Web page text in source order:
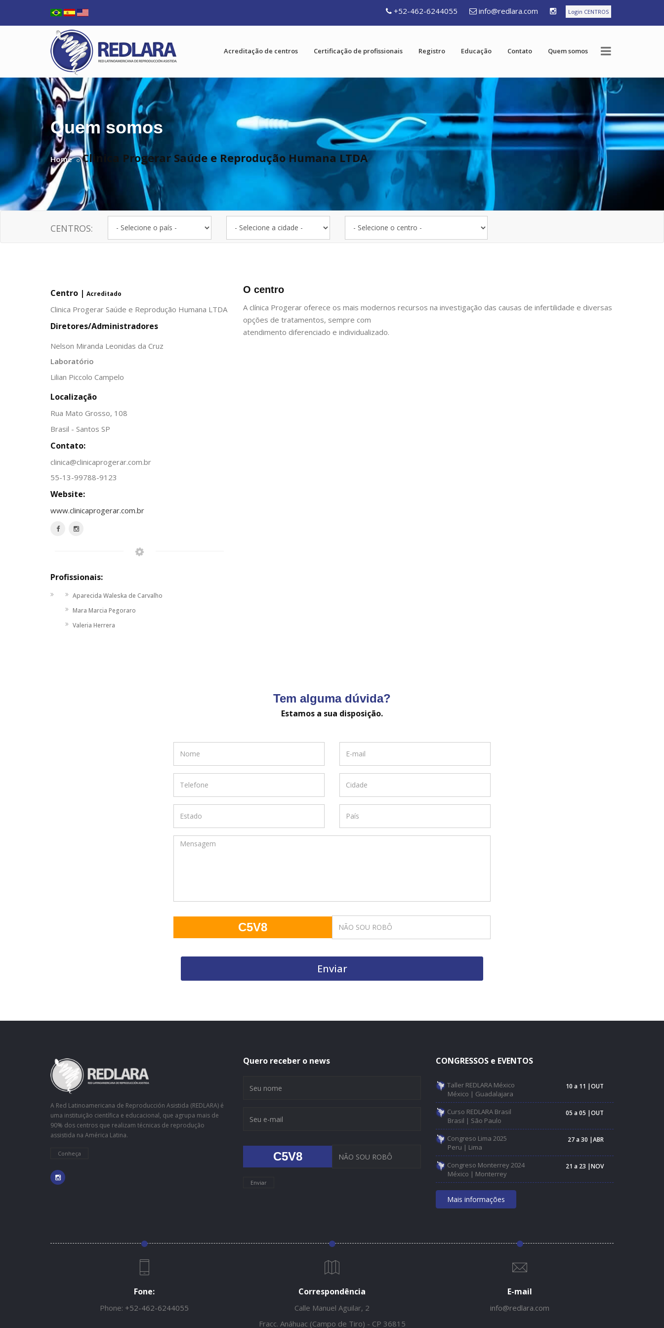
+52-462-6244055 info@redlara.com Login CENTROS
Acreditação de centros Certificação de profissionais Registro Educação Contato Quem somos
Quem somos
Home Clinica Progerar Saúde e Reprodução Humana LTDA
CENTROS:
Centro | Acreditado
Clinica Progerar Saúde e Reprodução Humana LTDA
Diretores/Administradores
Nelson Miranda Leonidas da Cruz
Laboratório
Lilian Piccolo Campelo
Localização
Rua Mato Grosso, 108
Brasil - Santos SP
Contato:
clinica@clinicaprogerar.com.br
55-13-99788-9123
Website:
www.clinicaprogerar.com.br
Profissionais:
Aparecida Waleska de Carvalho
Mara Marcia Pegoraro
Valeria Herrera
O centro
A clínica Progerar oferece os mais modernos recursos na investigação das causas de infertilidade e diversas
opções de tratamentos, sempre com
atendimento diferenciado e individualizado.
Tem alguma dúvida?
Estamos a sua disposição.
C5V8
Enviar
A Red Latinoamericana de Reproducción Asistida (REDLARA) é
uma instituição científica e educacional, que agrupa mais de
90% dos centros que realizam técnicas de reprodução
assistida na América Latina.
Conheça
Quero receber o news
C5V8
Enviar
CONGRESSOS e EVENTOS
Taller REDLARA México
México | Guadalajara
10 a 11 |OUT
Curso REDLARA Brasil
Brasil | São Paulo
05 a 05 |OUT
Congreso Lima 2025
Peru | Lima
27 a 30 |ABR
Congreso Monterrey 2024
México | Monterrey
21 a 23 |NOV
Mais informações
Fone:
Phone: +52-462-6244055
Correspondência
Calle Manuel Aguilar, 2
Fracc. Anáhuac (Campo de Tiro) - CP 36815
E-mail
info@redlara.com